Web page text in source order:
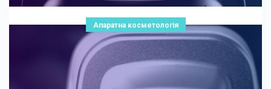
Апаратна косметологія